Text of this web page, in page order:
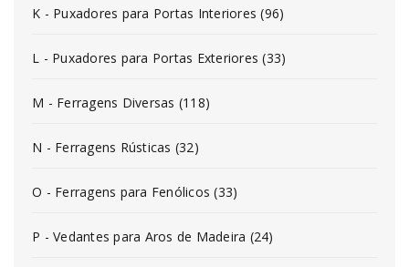
K - Puxadores para Portas Interiores (96)
L - Puxadores para Portas Exteriores (33)
M - Ferragens Diversas (118)
N - Ferragens Rústicas (32)
O - Ferragens para Fenólicos (33)
P - Vedantes para Aros de Madeira (24)